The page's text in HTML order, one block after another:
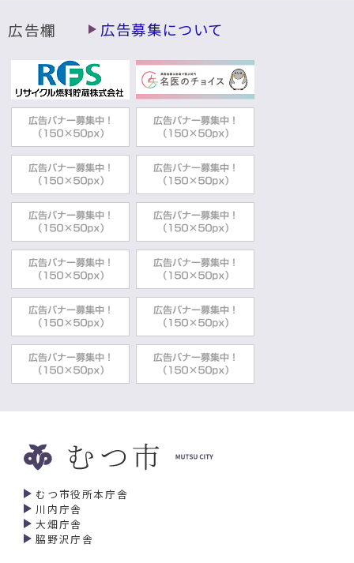
広告欄 広告募集について
むつ市役所本庁舎
川内庁舎
大畑庁舎
脇野沢庁舎